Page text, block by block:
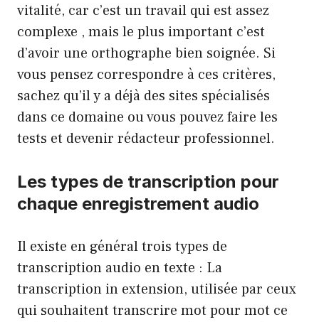
vitalité, car c’est un travail qui est assez
complexe , mais le plus important c’est
d’avoir une orthographe bien soignée. Si
vous pensez correspondre à ces critères,
sachez qu’il y a déjà des sites spécialisés
dans ce domaine ou vous pouvez faire les
tests et devenir rédacteur professionnel.
Les types de transcription pour
chaque enregistrement audio
Il existe en général trois types de
transcription audio en texte : La
transcription in extension, utilisée par ceux
qui souhaitent transcrire mot pour mot ce